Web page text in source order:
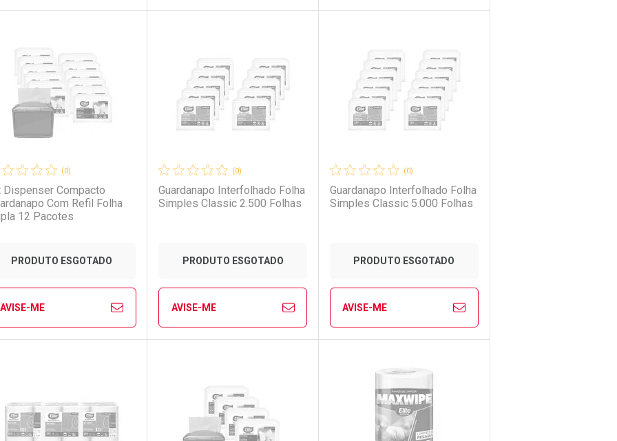
Ver Desconto Convênio
Menos Laboratório
Ver Desconto Convênio
Por Menos Laboratório
Ver Desconto Convênio
Por Menos
(0)
Dispenser Compacto
Com Refil Folha
12 Pacotes
PRODUTO ESGOTADO
AVISE-ME
(0)
Guardanapo Interfolhado Folha
Simples Classic 2.500 Folhas
PRODUTO ESGOTADO
AVISE-ME
Laboratório
Por Menos
(0)
Guardanapo Interfolhado Folha
Simples Classic 5.000 Folhas
PRODUTO ESGOTADO
AVISE-ME
Laboratório
Por Menos